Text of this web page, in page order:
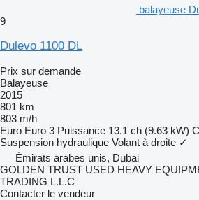
balayeuse
9
Dulevo 1100 DL
Prix sur demande
Balayeuse
2015
801 km
803 m/h
Euro Euro 3 Puissance 13.1 ch (9.63 kW)
Suspension hydraulique Volant à droite ✓
Émirats arabes unis, Dubai
GOLDEN TRUST USED HEAVY
TRADING L.L.C
Contacter le vendeur